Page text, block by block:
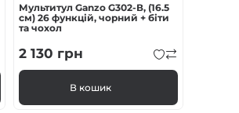
Мультитул Ganzo G302-В, (16.5
см) 26 функцій, чорний + біти
та чохол
2 130 грн
В кошик